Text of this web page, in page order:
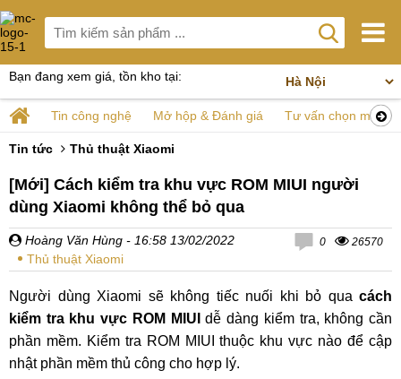
Bạn đang xem giá, tồn kho tại:
Tin công nghệ Mở hộp & Đánh giá Tư vấn chọn mua
Tin tức Thủ thuật Xiaomi
[Mới] Cách kiểm tra khu vực ROM MIUI người
dùng Xiaomi không thể bỏ qua
Hoàng Văn Hùng - 16:58 13/02/2022
Thủ thuật Xiaomi
0 26570
Người dùng Xiaomi sẽ không tiếc nuối khi bỏ qua cách
kiểm tra khu vực ROM MIUI dễ dàng kiểm tra, không cần
phần mềm. Kiểm tra ROM MIUI thuộc khu vực nào để cập
nhật phần mềm thủ công cho hợp lý.